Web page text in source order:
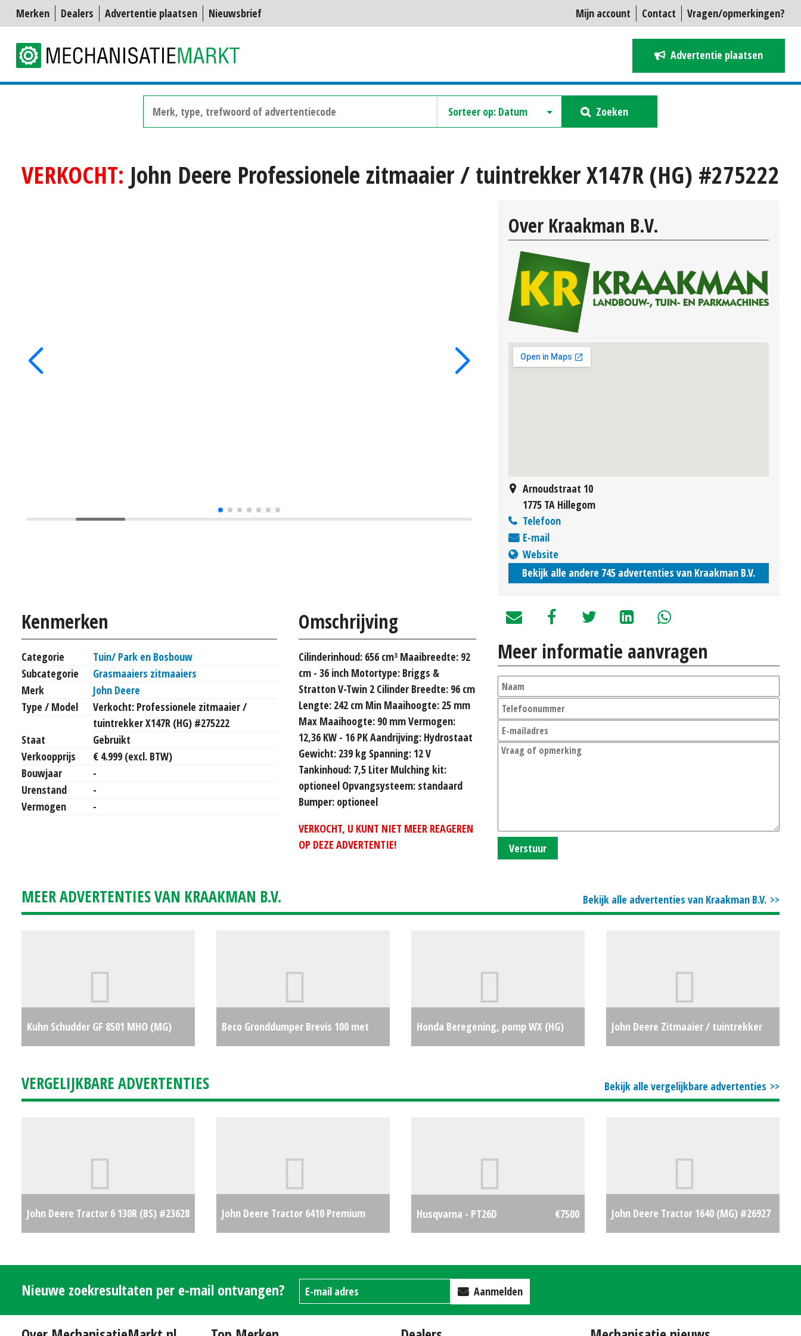
Mijn account Contact Vragen/opmerkingen?
Merken Dealers Advertentie plaatsen Nieuwsbrief
Advertentie plaatsen
Zoeken
VERKOCHT: John Deere Professionele zitmaaier / tuintrekker X147R (HG) #275222
Kenmerken
Categorie
Tuin/ Park en Bosbouw
Subcategorie
Grasmaaiers zitmaaiers
Merk
John Deere
Type / Model
Verkocht: Professionele zitmaaier /
tuintrekker X147R (HG) #275222
Staat
Gebruikt
Verkoopprijs
€ 4.999 (excl. BTW)
Bouwjaar
-
Urenstand
-
Vermogen
-
Omschrijving
Cilinderinhoud: 656 cm³ Maaibreedte: 92
cm - 36 inch Motortype: Briggs &
Stratton V-Twin 2 Cilinder Breedte: 96 cm
Lengte: 242 cm Min Maaihoogte: 25 mm
Max Maaihoogte: 90 mm Vermogen:
12,36 KW - 16 PK Aandrijving: Hydrostaat
Gewicht: 239 kg Spanning: 12 V
Tankinhoud: 7,5 Liter Mulching kit:
optioneel Opvangsysteem: standaard
Bumper: optioneel
VERKOCHT, U KUNT NIET MEER REAGEREN
OP DEZE ADVERTENTIE!
Over Kraakman B.V.
Arnoudstraat 10
1775 TA Hillegom
Telefoon
E-mail
Website
Bekijk alle andere 745 advertenties van Kraakman B.V.
Meer informatie aanvragen
Verstuur
Bekijk alle advertenties van Kraakman B.V.
MEER ADVERTENTIES VAN KRAAKMAN B.V.
Kuhn Schudder GF 8501 MHO (MG)
Beco Gronddumper Brevis 100 met
Honda Beregening, pomp WX (HG)
John Deere Zitmaaier / tuintrekker
Bekijk alle vergelijkbare advertenties
VERGELIJKBARE ADVERTENTIES
John Deere Tractor 6 130R (BS) #23628
John Deere Tractor 6410 Premium
Husqvarna - PT26D €7500
John Deere Tractor 1640 (MG) #26927
Nieuwe zoekresultaten per e-mail ontvangen? Aanmelden